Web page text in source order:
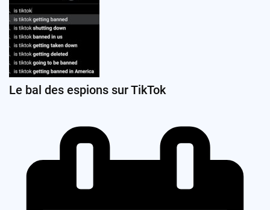
Le bal des espions sur TikTok